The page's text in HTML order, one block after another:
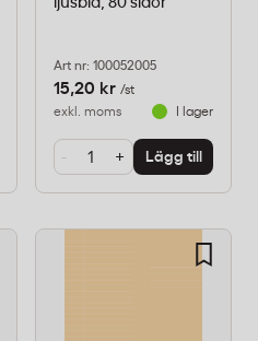
Art nr: 100052005
15,20 kr /st
exkl. moms
I lager
- + Lägg till